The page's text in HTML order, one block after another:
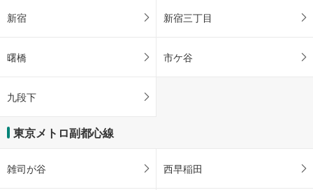
新宿 新宿三丁目
曙橋 市ケ谷
九段下
東京メトロ副都心線
雑司が谷 西早稲田